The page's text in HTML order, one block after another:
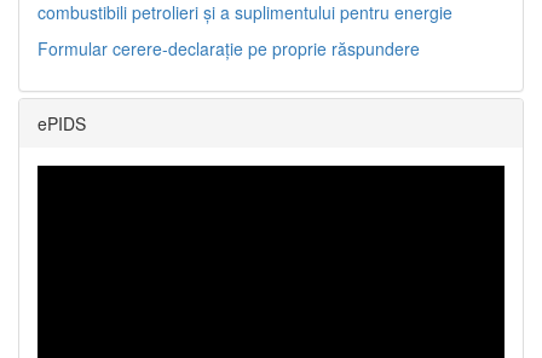
combustibili petrolieri și a suplimentului pentru energie
Formular cerere-declarație pe proprie răspundere
ePIDS